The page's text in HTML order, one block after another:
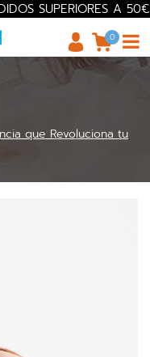
SUPERIORES A 50€
0
que Revoluciona tu